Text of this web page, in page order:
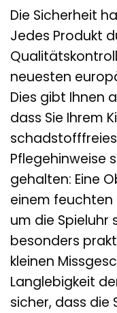
Die Sicherheit
Jedes Produkt
neuesten
Dies gibt Ihnen
dass Sie Ihrem
Pflegehinweise
gehalten: Eine
einem feuchten
um die Spieluhr
besonders
kleinen
Langlebigkeit
sicher, dass die